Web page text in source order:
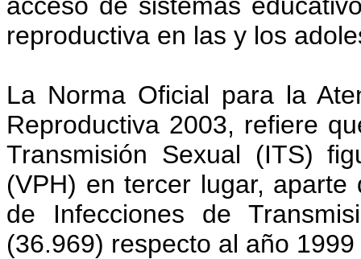
reproductiva en las y los
La Norma Oficial para la
Reproductiva 2003, refiere
Transmisión Sexual (ITS)
(VPH) en tercer lugar,
de Infecciones de
(36.969) respecto al año